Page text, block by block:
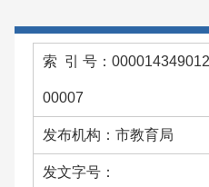
索 引 号：
00007
发布机构：市教育局
发文字号：